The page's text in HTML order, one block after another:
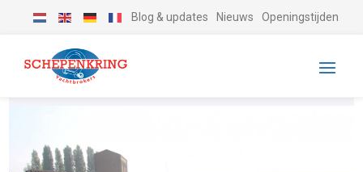
Blog & updates Nieuws Openingstijden